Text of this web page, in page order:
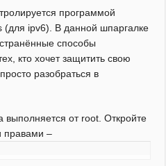
программой
(для ipv6). В данной шпаргалке
способы
кто хочет защитить свою
разобраться в
выполняется от root. Откройте
правами –